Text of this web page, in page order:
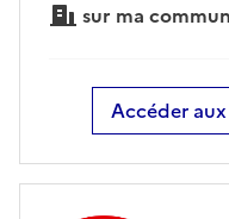
sur ma
Accéder